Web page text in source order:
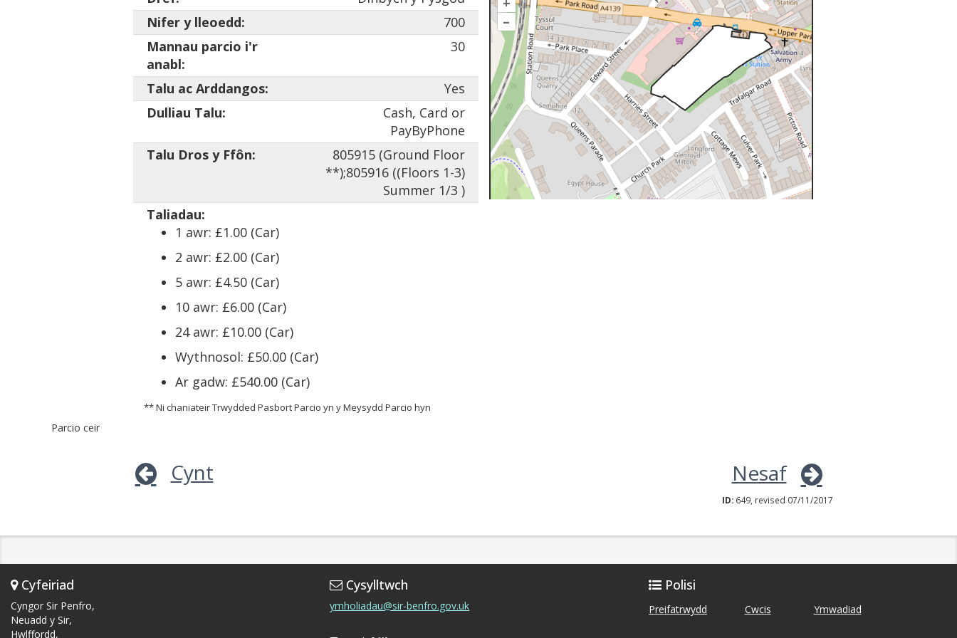
Nifer y lleoedd:
700
Mannau parcio i'r
anabl:
30
Talu ac Arddangos:
Yes
Dulliau Talu:
Cash, Card or
PayByPhone
Talu Dros y Ffôn:
805915 (Ground Floor
**);805916 ((Floors 1-3)
Summer 1/3 )
Taliadau:
1 awr: £1.00 (Car)
2 awr: £2.00 (Car)
5 awr: £4.50 (Car)
10 awr: £6.00 (Car)
24 awr: £10.00 (Car)
Wythnosol: £50.00 (Car)
Ar gadw: £540.00 (Car)
** Ni chaniateir Trwydded Pasbort Parcio yn y Meysydd Parcio hyn
–
Parcio ceir
Cynt Nesaf
ID:649, revised 07/11/2017
Cyfeiriad
Cyngor Sir Penfro,
Neuadd y Sir,
Hwlffordd,
Cysylltwch
ymholiadau@sir-benfro.gov.uk
Polisi
Preifatrwydd Cwcis Ymwadiad